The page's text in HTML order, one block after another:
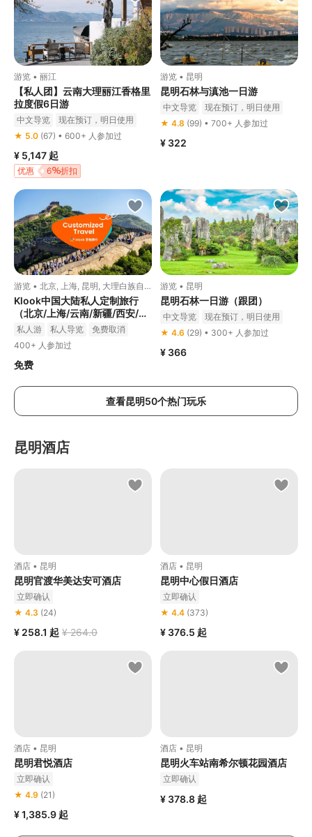
游览 • 丽江
【私人团】云南大理丽江香格里
拉度假6日游
中文导览
现在预订，明日使用
酒店接送
私人游
私人导览
★ 5.0 (67) • 600+ 人参加过
¥ 5,147 起
6 折扣
优惠
游览 • 昆明
昆明石林与滇池一日游
中文导览
现在预订，明日使用
免费取消
立即确认
★ 4.8 (99) • 700+ 人参加过
¥ 322
游览 • 北京, 上海, 昆明, 大理白族自
治州, 丽江出发
Klook中国大陆私人定制旅行
（北京/上海/云南/新疆/西安/四
川/重庆）
私人游 私人导览
免费取消
400+ 人参加过
免费
游览 • 昆明
昆明石林一日游（跟团）
中文导览
现在预订，明日使用
免费取消
立即确认
★ 4.6 (29) • 300+ 人参加过
¥ 366
查看昆明50个热门玩乐
昆明酒店
酒店 • 昆明
昆明官渡华美达安可酒店
立即确认
★ 4.3 (24)
¥ 258.1 起 ¥ 264.0
酒店 • 昆明
昆明中心假日酒店
立即确认
★ 4.4 (373)
¥ 376.5 起
酒店 • 昆明
昆明君悦酒店
立即确认
★ 4.9 (21)
¥ 1,385.9 起
酒店 • 昆明
昆明火车站南希尔顿花园酒店
立即确认
¥ 378.8 起